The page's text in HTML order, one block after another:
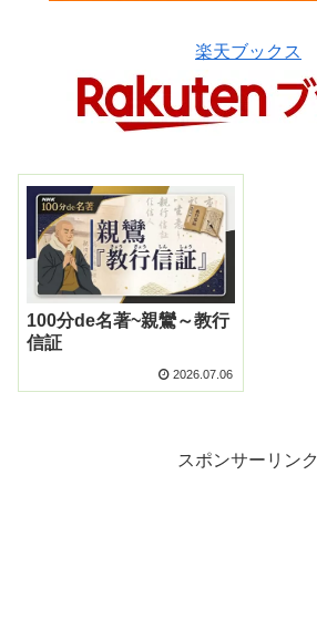
楽天ブックス
100分de名著~親鸞～教行
信証
2026.07.06
スポンサーリンク